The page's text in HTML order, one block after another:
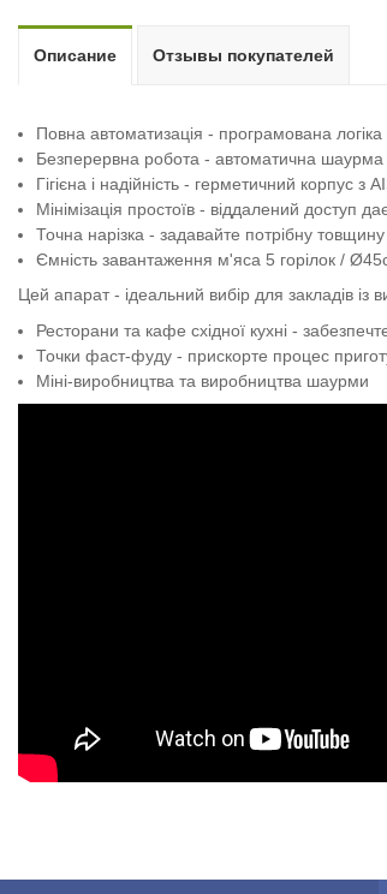
Описание
Повна автоматизація - програмована
Безперервна робота - автоматична шаурма
Гігієна і надійність - герметичний корпус
Мінімізація простоїв - віддалений доступ
Точна нарізка - задавайте потрібну
Ємність завантаження м'яса 5 горілок /
Цей апарат - ідеальний вибір для закладів із
Ресторани та кафе східної кухні -
Точки фаст-фуду - прискорте процес
Міні-виробництва та виробництва шаурми
Отзывы покупателей